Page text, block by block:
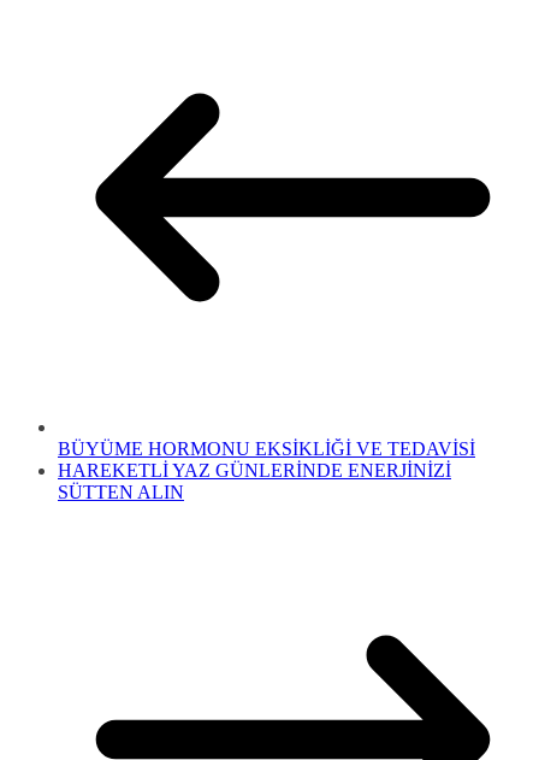
BÜYÜME HORMONU EKSİKLİĞİ VE TEDAVİSİ
HAREKETLİ YAZ GÜNLERİNDE ENERJİNİZİ
SÜTTEN ALIN